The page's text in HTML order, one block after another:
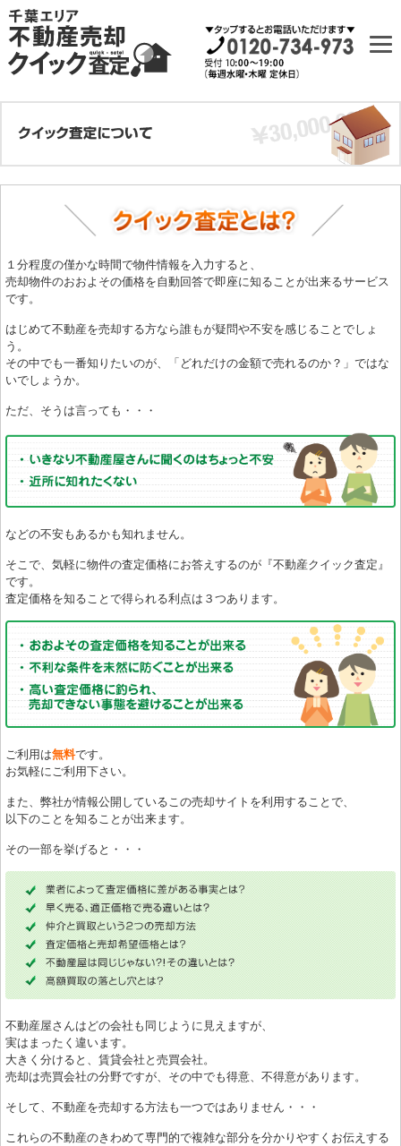
１分程度の僅かな時間で物件情報を入力すると、
売却物件のおおよその価格を自動回答で即座に知ることが出来るサービス
です。
はじめて不動産を売却する方なら誰もが疑問や不安を感じることでしょ
う。
その中でも一番知りたいのが、「どれだけの金額で売れるのか？」ではな
いでしょうか。
ただ、そうは言っても・・・
などの不安もあるかも知れません。
そこで、気軽に物件の査定価格にお答えするのが『不動産クイック査定』
です。
査定価格を知ることで得られる利点は３つあります。
ご利用は無料です。
お気軽にご利用下さい。
また、弊社が情報公開しているこの売却サイトを利用することで、
以下のことを知ることが出来ます。
その一部を挙げると・・・
不動産屋さんはどの会社も同じように見えますが、
実はまったく違います。
大きく分けると、賃貸会社と売買会社。
売却は売買会社の分野ですが、その中でも得意、不得意があります。
そして、不動産を売却する方法も一つではありません・・・
これらの不動産のきわめて専門的で複雑な部分を分かりやすくお伝えする